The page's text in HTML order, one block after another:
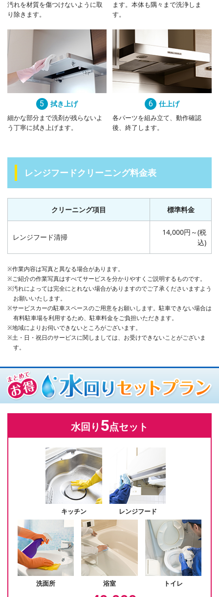
汚れを材質を傷つけないように取
り除きます。
ます。本体も隅々まで洗浄しま
す。
5 拭き上げ
細かな部分まで洗剤が残らないよ
う丁寧に拭き上げます。
6 仕上げ
各パーツを組み立て、動作確認
後、終了します。
レンジフードクリーニング料金表
クリーニング項目 標準料金
レンジフード清掃
14,000円～(税
込)
※作業内容は写真と異なる場合があります。
※ご紹介の作業写真はすべてサービスを分かりやすくご説明するものです。
※汚れによっては完全にとれない場合がありますのでご了承くださいますよう
お願いいたします。
※サービスカーの駐車スペースのご用意をお願いします。駐車できない場合は
有料駐車場を利用するため、駐車料金をご負担いただきます。
※地域によりお伺いできないところがございます。
※土・日・祝日のサービスに関しましては、お受けできないことがございま
す。
水回り 5点セット
キッチン レンジフード
洗面所 浴室 トイレ